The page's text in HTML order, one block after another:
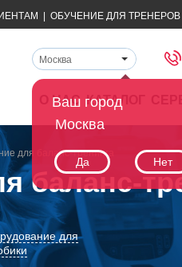
ОБУЧЕНИЕ ДЛЯ ТРЕНЕРОВ
Ваш город
Москва
Да Нет
Москва
О НАС КАТАЛОГ
для баланс-тренинга
баланс-
для